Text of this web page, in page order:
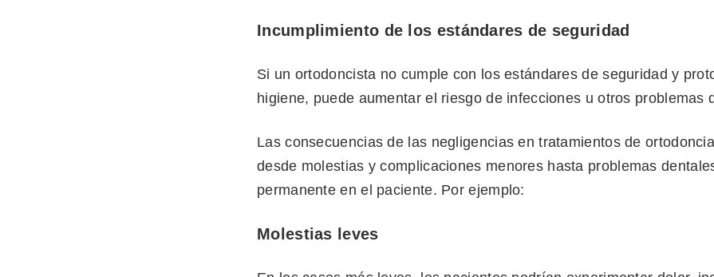
Incumplimiento de los estándares de seguridad
Si un ortodoncista no cumple con los estándares de seguridad y
higiene, puede aumentar el riesgo de infecciones u otros problemas
Las consecuencias de las negligencias en tratamientos de
desde molestias y complicaciones menores hasta problemas
permanente en el paciente. Por ejemplo:
Molestias leves